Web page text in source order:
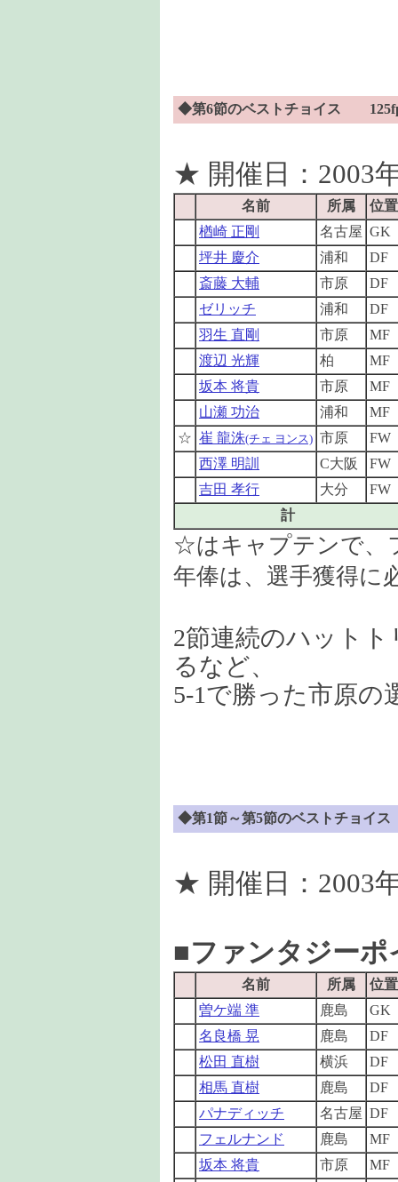
◆第6節のベストチョイス
★ 開催日：2003
名前 所属
位置
楢崎 正剛
名古屋 GK
坪井 慶介
浦和
DF
斎藤 大輔
市原
DF
ゼリッチ
浦和
DF
羽生 直剛
市原
MF
渡辺 光輝
柏
MF
坂本 将貴
市原
MF
山瀬 功治
浦和
MF
☆ 崔 龍洙(チェ ヨンス) 市原
FW
西澤 明訓
C大阪
FW
吉田 孝行
大分
FW
計
☆はキャプテンで、
年俸は、選手獲得に
2節連続のハット
るなど、
5-1で勝った市原の
◆第1節～第5節のベストチョイ
★ 開催日：2003
■ファンタジー
名前 所属
位置
曽ケ端 準
鹿島
GK
名良橋 晃
鹿島
DF
松田 直樹
横浜
DF
相馬 直樹
鹿島
DF
パナディッチ
名古屋 DF
フェルナンド
鹿島
MF
坂本 将貴
市原
MF